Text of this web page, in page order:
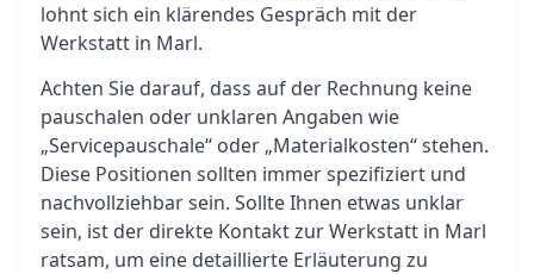
lohnt sich ein klärendes Gespräch mit der
Werkstatt in Marl.
Achten Sie darauf, dass auf der Rechnung keine
pauschalen oder unklaren Angaben wie
„Servicepauschale“ oder „Materialkosten“ stehen.
Diese Positionen sollten immer spezifiziert und
nachvollziehbar sein. Sollte Ihnen etwas unklar
sein, ist der direkte Kontakt zur Werkstatt in Marl
ratsam, um eine detaillierte Erläuterung zu